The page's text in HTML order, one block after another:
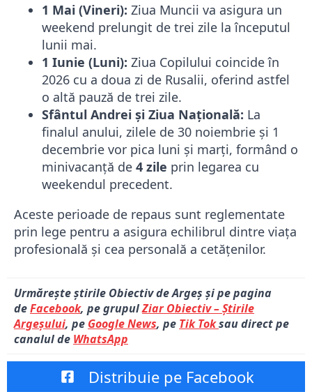
1 Mai (Vineri): Ziua Muncii va asigura un
weekend prelungit de trei zile la începutul
lunii mai.
1 Iunie (Luni): Ziua Copilului coincide în
2026 cu a doua zi de Rusalii, oferind astfel
o altă pauză de trei zile.
Sfântul Andrei și Ziua Națională: La
finalul anului, zilele de 30 noiembrie și 1
decembrie vor pica luni și marți, formând o
minivacanță de 4 zile prin legarea cu
weekendul precedent.
Aceste perioade de repaus sunt reglementate
prin lege pentru a asigura echilibrul dintre viața
profesională și cea personală a cetățenilor.
Urmărește știrile Obiectiv de Argeș și pe pagina
deFacebook, pe grupulZiar Obiectiv – Știrile
Argeșului, pe Google News, pe Tik Toksau direct pe
canalul de WhatsApp
Distribuie pe Facebook